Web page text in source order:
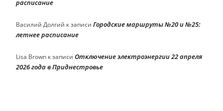
расписание
Василий Долгий к записи Городские маршруты №20 и №25:
летнее расписание
Lisa Brown к записи Отключение электроэнергии 22 апреля
2026 года в Приднестровье